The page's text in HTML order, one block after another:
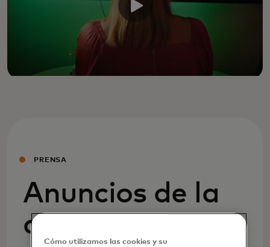
PRENSA
Anuncios de la
compañía
Cómo utilizamos las cookies y su